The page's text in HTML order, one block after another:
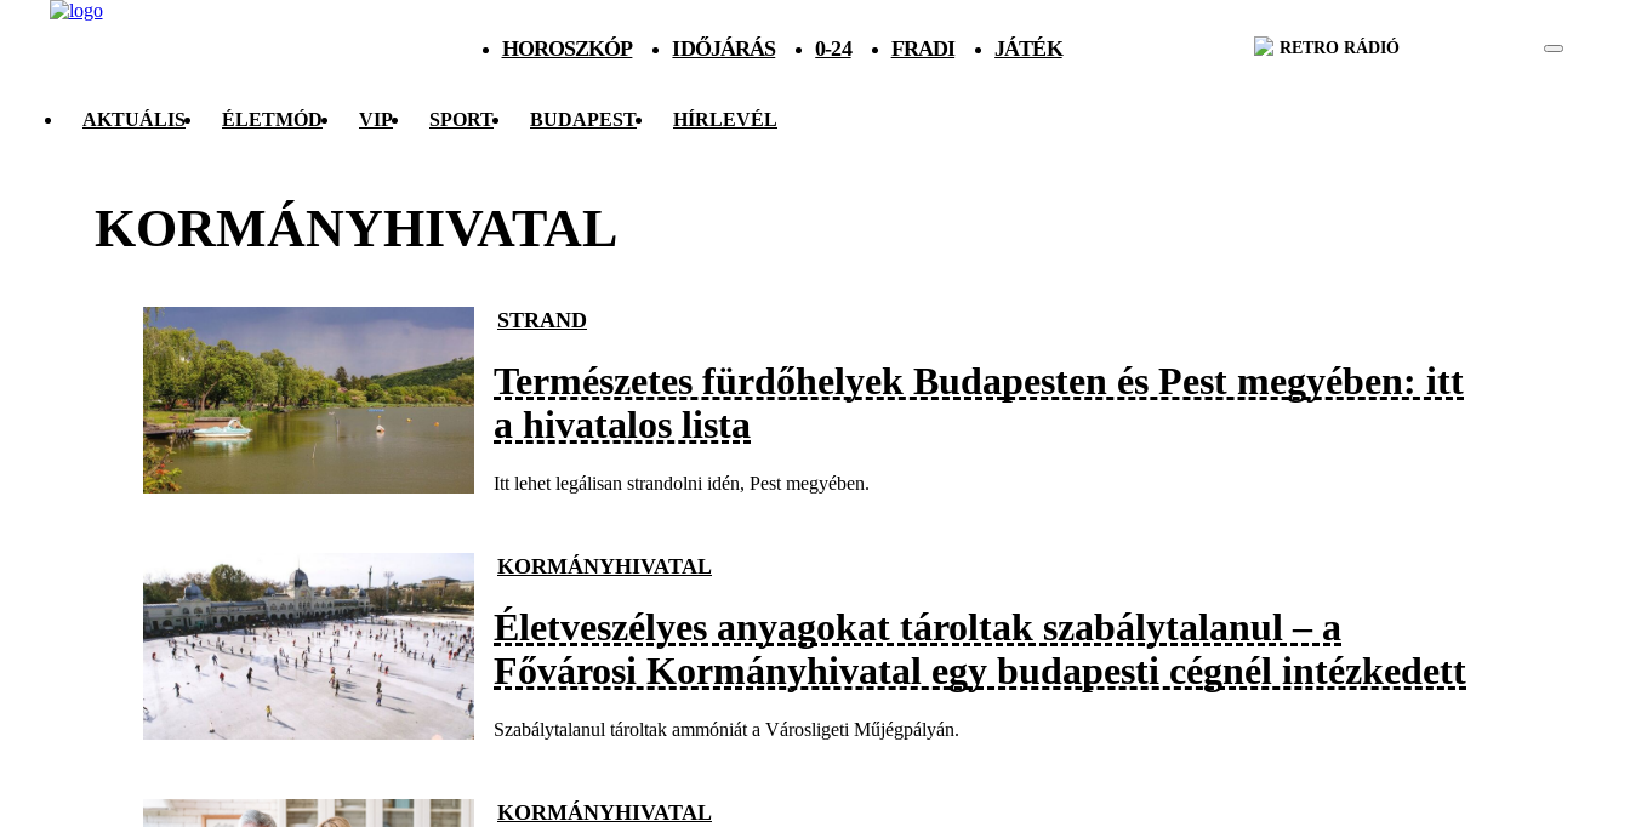
HOROSZKÓP IDŐJÁRÁS 0-24 FRADI JÁTÉK RETRO RÁDIÓ
AKTUÁLIS ÉLETMÓD VIP SPORT BUDAPEST HÍRLEVÉL
KORMÁNYHIVATAL
STRAND
Természetes fürdőhelyek Budapesten és Pest megyében: itt
a hivatalos lista
Itt lehet legálisan strandolni idén, Pest megyében.
KORMÁNYHIVATAL
Életveszélyes anyagokat tároltak szabálytalanul – a
Fővárosi Kormányhivatal egy budapesti cégnél intézkedett
Szabálytalanul tároltak ammóniát a Városligeti Műjégpályán.
KORMÁNYHIVATAL